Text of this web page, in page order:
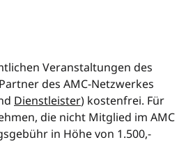
Veranstaltungen des
des AMC-Netzwerkes
Dienstleister) kostenfrei. Für
die nicht Mitglied im AMC
in Höhe von 1.500,-